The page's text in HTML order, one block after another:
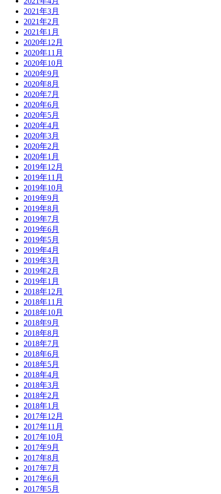
2021年3月
2021年2月
2021年1月
2020年12月
2020年11月
2020年10月
2020年9月
2020年8月
2020年7月
2020年6月
2020年5月
2020年4月
2020年3月
2020年2月
2020年1月
2019年12月
2019年11月
2019年10月
2019年9月
2019年8月
2019年7月
2019年6月
2019年5月
2019年4月
2019年3月
2019年2月
2019年1月
2018年12月
2018年11月
2018年10月
2018年9月
2018年8月
2018年7月
2018年6月
2018年5月
2018年4月
2018年3月
2018年2月
2018年1月
2017年12月
2017年11月
2017年10月
2017年9月
2017年8月
2017年7月
2017年6月
2017年5月